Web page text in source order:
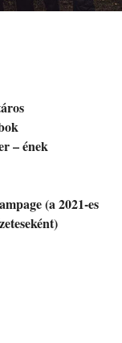
– ének
(a 2021-es